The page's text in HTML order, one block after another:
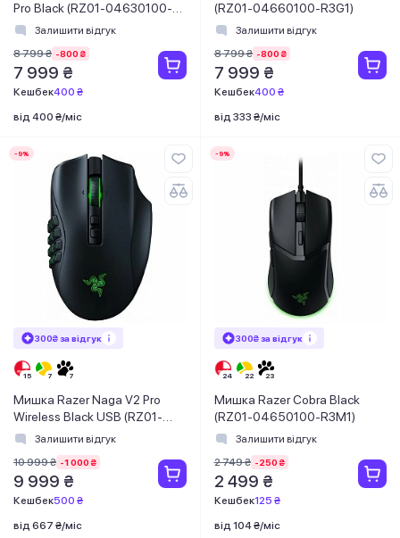
Pro Black (RZ01-04630100-
R3G1) USB
Залишити відгук
8 799 ₴ -800 ₴
7 999 ₴
Кешбек400 ₴
від 400 ₴/міс
(RZ01-04660100-R3G1)
Залишити відгук
8 799 ₴ -800 ₴
7 999 ₴
Кешбек400 ₴
від 333 ₴/міс
-9%
300₴ за відгук
Мишка Razer Naga V2 Pro
Wireless Black USB (RZ01-
04400100-R3G1)
Залишити відгук
10 999 ₴ -1 000 ₴
9 999 ₴
Кешбек500 ₴
від 667 ₴/міс
-9%
300₴ за відгук
Мишка Razer Cobra Black
(RZ01-04650100-R3M1)
Залишити відгук
2 749 ₴ -250 ₴
2 499 ₴
Кешбек125 ₴
від 104 ₴/міс